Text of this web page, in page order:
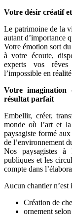
Votre désir créatif
Le patrimoine de la
autant d’importance
Votre émotion sort
à votre écoute,
experts vos rêves
l’impossible en
Votre
résultat parfait
Embellir, créer,
monde où l’art et
paysagiste formé aux
de l’environnement
Nos paysagistes à
publiques et les
compte dans
Aucun chantier n’est
Création de
ornement